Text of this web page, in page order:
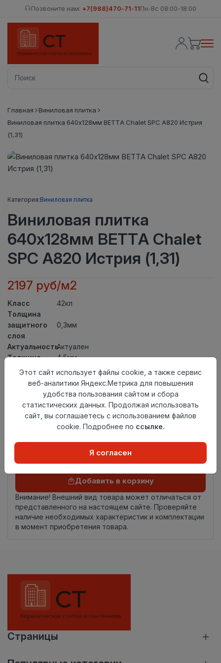
Позвоните нам: +7(988)470-71-11Пн-Вс 08:00-18:00
Главная
Виниловая плитка
Виниловая плитка 640x128мм BETTA Chalet SPC A820 Истрия
(1,31)
Категория:Виниловая плитка
Виниловая плитка
640x128мм BETTA Chalet
SPC A820 Истрия (1,31)
2197 руб/м2
Класс
42кл
Толщина
защитного
слоя
0,3мм
АктуальностьАктуален
Толщина
4,5мм
Размер
640x128мм
до +27 градусов
укладки
Замковый метод
происхождения
Осталось114 упак
Добавить в корзину
Внимание! Внешний вид товара может отличаться от
представленного на настоящем сайте. Проверяйте
наличие необходимых характеристик и комплектации
в момент приобретения товара.
Страницы
Этот сайт использует файлы cookie, а также сервис
веб-аналитики Яндекс.Метрика для повышения
удобства пользования сайтом и сбора
статистических данных. Продолжая использовать
сайт, вы соглашаетесь с использованием файлов
cookie. Подробнее по ссылке.
Я согласен